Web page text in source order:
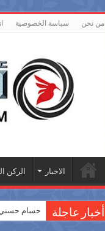
من نحن سياسة الخصوصية
الاخبار الركن
أخبار عاجلة حسام حسني